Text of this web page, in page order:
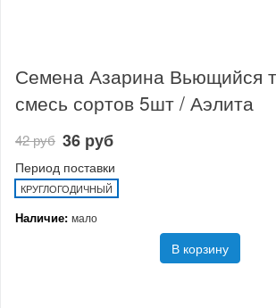
Семена Азарина Вьющийся
смесь сортов 5шт / Аэлита
42 руб 36 руб
Период поставки
КРУГЛОГОДИЧНЫЙ
Наличие: мало
В корзину